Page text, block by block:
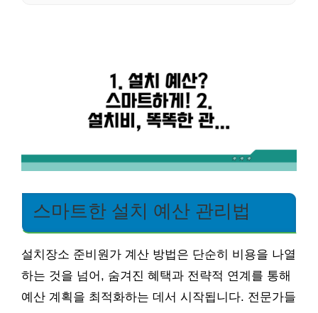
스마트한 설치 예산 관리법
설치장소 준비원가 계산 방법은 단순히 비용을 나열
하는 것을 넘어, 숨겨진 혜택과 전략적 연계를 통해
예산 계획을 최적화하는 데서 시작됩니다. 전문가들